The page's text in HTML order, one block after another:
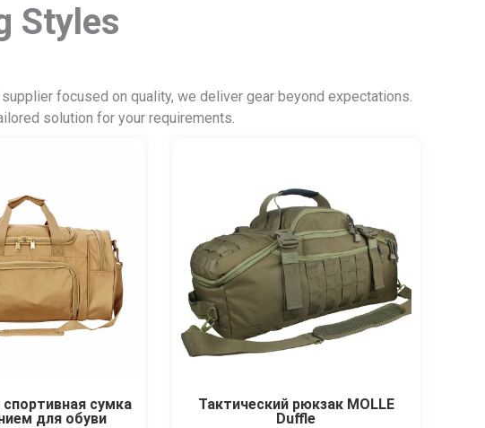
Styles
focused on quality, we deliver gear beyond expectations.
solution for your requirements.
сумка
для обуви
Тактический рюкзак MOLLE
Duffle